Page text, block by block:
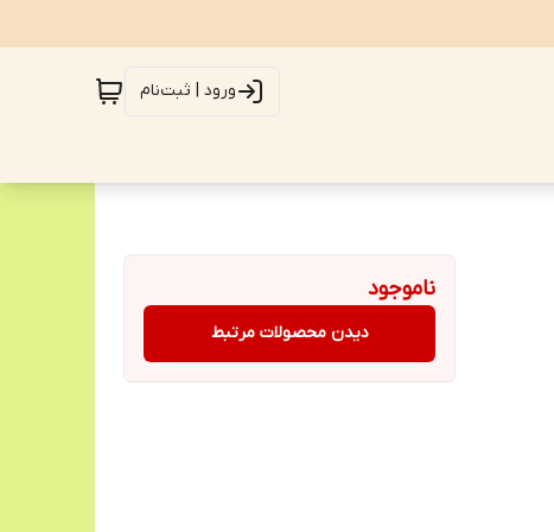
ورود | ثبت‌نام
ناموجود
دیدن محصولات مرتبط